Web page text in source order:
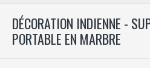
DÉCORATION INDIENNE -
PORTABLE EN MARBRE